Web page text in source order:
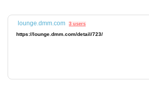
lounge.dmm.com 3 users
https://lounge.dmm.com/detail/723/